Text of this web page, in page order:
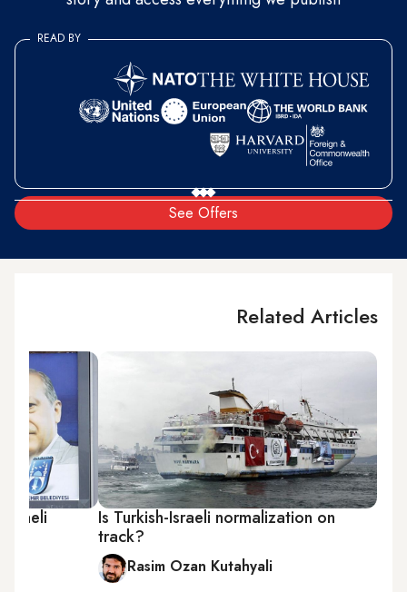
See Offers
READ BY
Related Articles
Is Turkish-Israeli normalization on
track?
Rasim Ozan Kutahyali